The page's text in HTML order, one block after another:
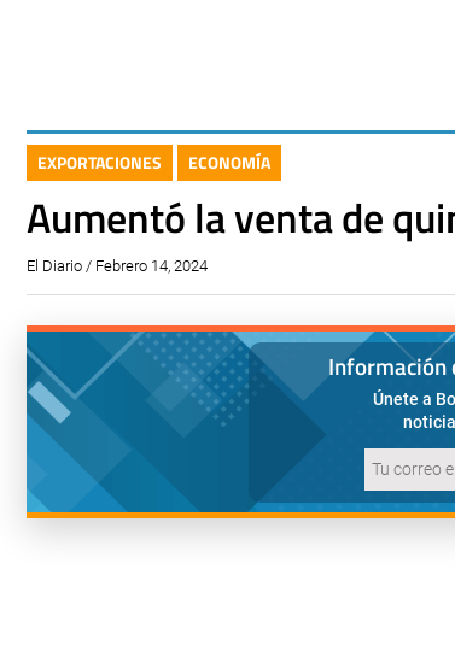
EXPORTACIONES ECONOMÍA
Aumentó la venta de
El Diario / Febrero 14, 2024
Información
Únete a